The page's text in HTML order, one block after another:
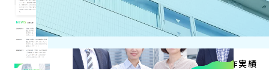
Top 制作実績 制作実績